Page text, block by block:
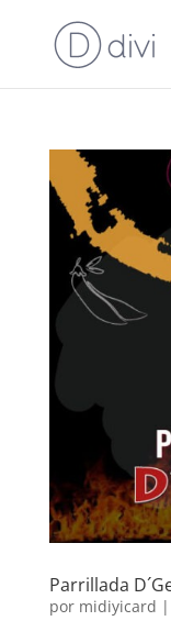
Parrillada
por midiyicard |